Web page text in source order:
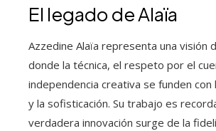
El legado de Alaïa
Azzedine Alaïa representa una visión
donde la técnica, el respeto por el
independencia creativa se funden con
y la sofisticación. Su trabajo es
verdadera innovación surge de la